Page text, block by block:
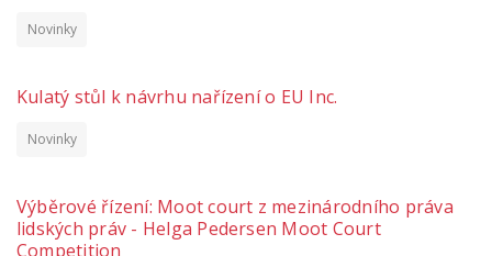
Novinky
Kulatý stůl k návrhu nařízení o EU Inc.
Novinky
Výběrové řízení: Moot court z mezinárodního práva
lidských práv - Helga Pedersen Moot Court
Competition